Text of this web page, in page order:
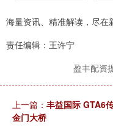
海量资讯、精准解读，尽在
责任编辑：王许宁
盈丰配资
上一篇： 丰益国际 GTA6
金门大桥